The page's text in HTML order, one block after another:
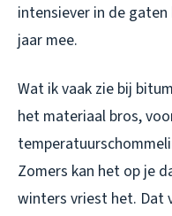
intensiever in de
jaar mee.
Wat ik vaak zie bij
het materiaal bros,
Zomers kan het op je
winters vriest het. Dat